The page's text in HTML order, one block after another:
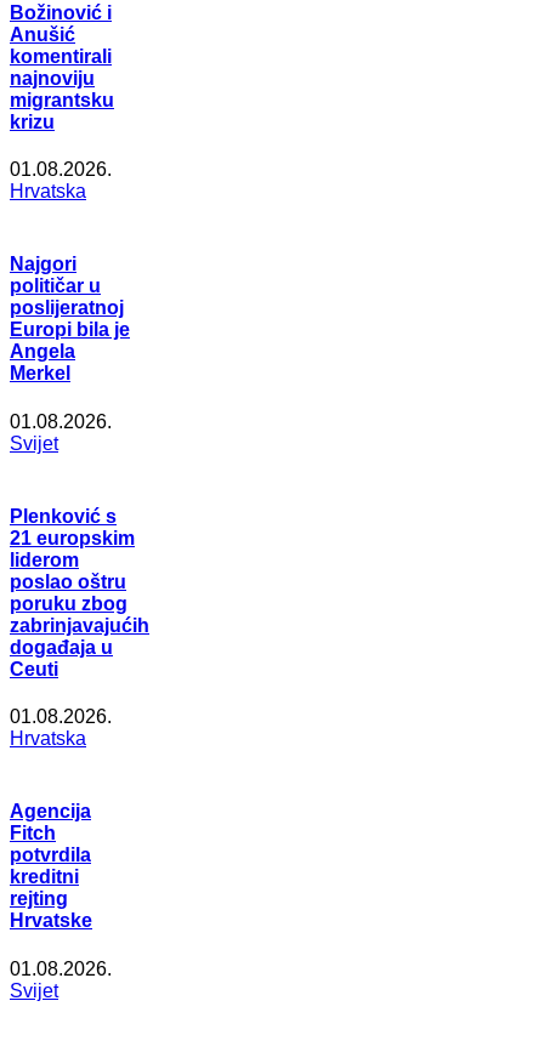
Božinović i
Anušić
komentirali
najnoviju
migrantsku
krizu
01.08.2026.
Hrvatska
Najgori
političar u
poslijeratnoj
Europi bila je
Angela
Merkel
01.08.2026.
Svijet
Plenković s
21 europskim
liderom
poslao oštru
poruku zbog
zabrinjavajućih
događaja u
Ceuti
01.08.2026.
Hrvatska
Agencija
Fitch
potvrdila
kreditni
rejting
Hrvatske
01.08.2026.
Svijet